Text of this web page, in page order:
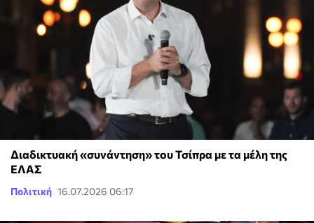
Διαδικτυακή «συνάντηση» του Τσίπρα με τα μέλη της
ΕΛΑΣ
Πολιτική 16.07.2026 06:17